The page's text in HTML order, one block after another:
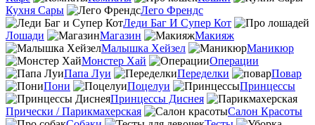
Кухня Сары
Лего Френдс
Леди Баг И Супер Кот
Лошади
Магазин
Макияж
Малышка Хейзел
Маникюр
Монстер Хай
Операции
Папа Луи
Переделки
Повар
Пони
Поцелуи
Принцессы
Принцессы Диснея
Прически / Парикмахерская
Салон Красоты